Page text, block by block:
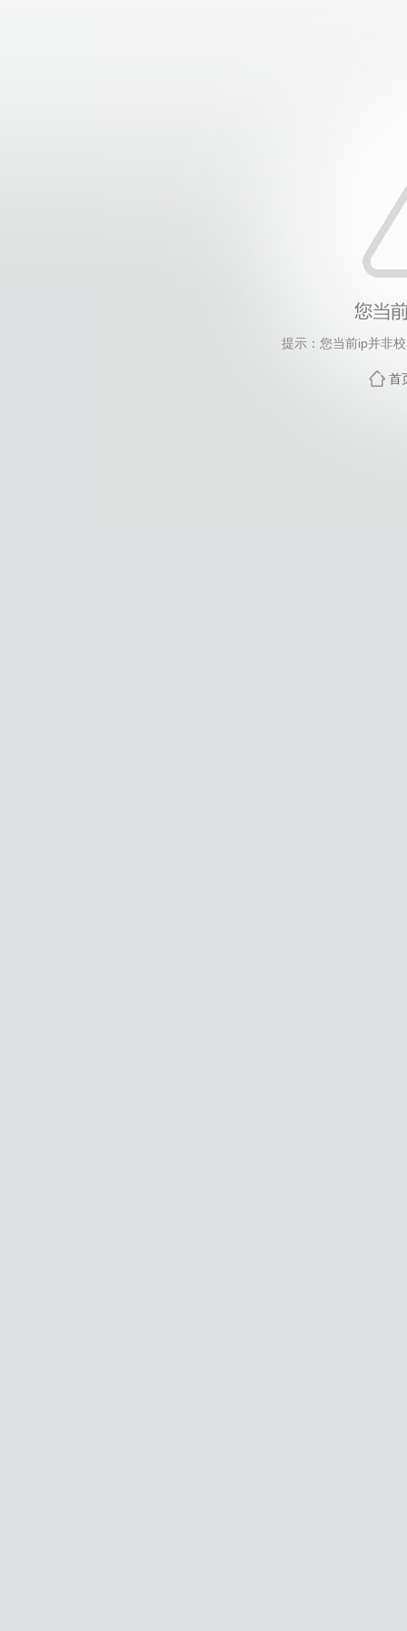
提示：您当前ip并非
首